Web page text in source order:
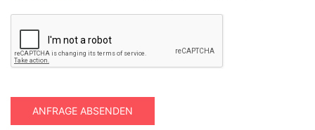
ANFRAGE ABSENDEN